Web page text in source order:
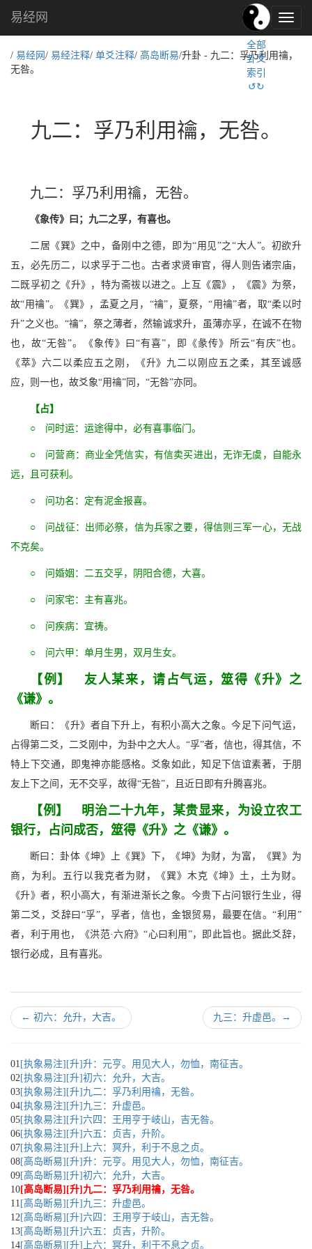
易
经
化,
易经网
全部
卦爻
索引
↺↻
/ 易经网 / 易经注释/ 单爻注释/ 高岛断易/升卦 - 九二：孚乃利用禴，
无咎。
九二：孚乃利用禴，无咎。
九二：孚乃利用禴，无咎。
《象传》曰；九二之孚，有喜也。
二居《巽》之中，备刚中之德，即为“用见”之“大人”。初欲升
五，必先历二，以求孚于二也。古者求贤审官，得人则告诸宗庙，
二既孚初之《升》，特为斋祓以进之。上互《震》，《震》为祭，
故“用禴”。《巽》，孟夏之月，“禴”，夏祭，“用禴”者，取“柔以时
升”之义也。“禴”，祭之薄者，然输诚求升，虽薄亦孚，在诚不在物
也，故“无咎”。《象传》曰“有喜”，即《彖传》所云“有庆”也。
《萃》六二以柔应五之刚，《升》九二以刚应五之柔，其至诚感
应，则一也，故爻象“用禴”同，“无咎”亦同。
【占】
○ 问时运：运途得中，必有喜事临门。
○ 问营商：商业全凭信实，有信卖买进出，无诈无虞，自能永
远，且可获利。
○ 问功名：定有泥金报喜。
○ 问战征：出师必祭，信为兵家之要，得信则三军一心，无战
不克矣。
○ 问婚姻：二五交孚，阴阳合德，大喜。
○ 问家宅：主有喜兆。
○ 问疾病：宜祷。
○ 问六甲：单月生男，双月生女。
【例】 友人某来，请占气运，筮得《升》之
《谦》。
断曰：《升》者自下升上，有积小高大之象。今足下问气运，
占得第二爻，二爻刚中，为卦中之大人。“孚”者，信也，得其信，不
特上下交通，即鬼神亦能感格。爻象如此，知足下信谊素著，于朋
友上下之间，无不交孚，故得“无咎”，且近日即有升腾喜兆。
【例】 明治二十九年，某贵显来，为设立农工
银行，占问成否，筮得《升》之《谦》。
断曰：卦体《坤》上《巽》下，《坤》为财，为富，《巽》为
商，为利。五行以我克者为财，《巽》木克《坤》土，土为财。
《升》者，积小高大，有渐进渐长之象。今贵下占问银行生业，得
第二爻，爻辞曰“孚”，孚者，信也，金银贸易，最要在信。“利用”
者，利于用也，《洪范·六府》“心曰利用”，即此旨也。据此爻辞，
银行必成，且有喜兆。
← 初六：允升，大吉。 九三：升虚邑。 →
01 [执象易注][升]升：元亨。用见大人，勿恤，南征吉。
02[执象易注][升]初六：允升，大吉。
03[执象易注][升]九二：孚乃利用禴，无咎。
04[执象易注][升]九三：升虚邑。
05[执象易注][升]六四：王用亨于岐山，吉无咎。
06[执象易注][升]六五：贞吉，升阶。
07[执象易注][升]上六：冥升，利于不息之贞。
08[高岛断易][升]升：元亨。用见大人，勿恤，南征吉。
09[高岛断易][升]初六：允升，大吉。
10[高岛断易][升]九二：孚乃利用禴，无咎。
11 [高岛断易][升]九三：升虚邑。
12[高岛断易][升]六四：王用亨于岐山，吉无咎。
13[高岛断易][升]六五：贞吉，升阶。
14[高岛断易][升]上六：冥升，利于不息之贞。